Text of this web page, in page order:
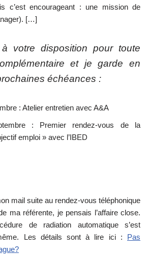
c’est encourageant : une mission de
[…]
votre disposition pour toute
et je garde en
échéances :
: Atelier entretien avec A&A
: Premier rendez-vous de la
emploi » avec l’IBED
mail suite au rendez-vous téléphonique
ma référente, je pensais l’affaire close.
de radiation automatique s’est
Les détails sont à lire ici : Pas